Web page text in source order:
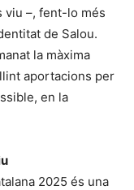
viu –, fent-lo més
de Salou.
la màxima
aportacions per
en la
2025 és una